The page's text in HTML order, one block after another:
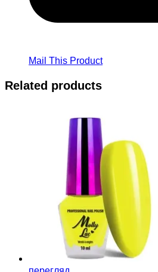
Mail This Product
Related products